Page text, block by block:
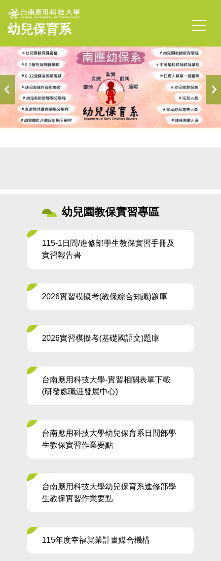
跳
到
主
幼兒保育系
幼兒園教保實習專區
115-1日間/進修部學生教保實習手冊及
實習報告書
2026實習模擬考(教保綜合知識)題庫
2026實習模擬考(基礎國語文)題庫
台南應用科技大學-實習相關表單下載
(研發處職涯發展中心)
台南應用科技大學幼兒保育系日間部學
生教保實習作業要點
台南應用科技大學幼兒保育系進修部學
生教保實習作業要點
115年度幸福就業計畫媒合機構